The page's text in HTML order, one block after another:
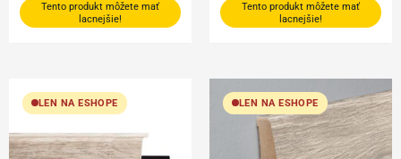
Tento produkt môžete mať
lacnejšie!
Tento produkt môžete mať
lacnejšie!
LEN NA ESHOPE LEN NA ESHOPE